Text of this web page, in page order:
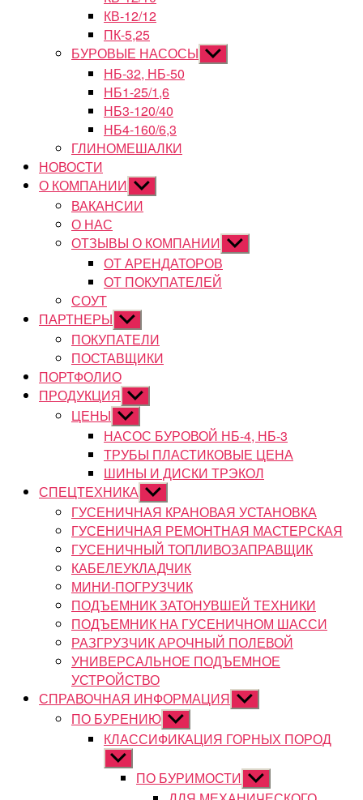
КВ-12/12
ПК-5,25
БУРОВЫЕ НАСОСЫ Показывать
подменю
НБ-32, НБ-50
НБ1-25/1,6
НБ3-120/40
НБ4-160/6,3
ГЛИНОМЕШАЛКИ
НОВОСТИ
О КОМПАНИИ Показывать
подменю
ВАКАНСИИ
О НАС
ОТЗЫВЫ О КОМПАНИИ Показывать
подменю
ОТ АРЕНДАТОРОВ
ОТ ПОКУПАТЕЛЕЙ
СОУТ
ПАРТНЕРЫ Показывать
подменю
ПОКУПАТЕЛИ
ПОСТАВЩИКИ
ПОРТФОЛИО
ПРОДУКЦИЯ Показывать
подменю
ЦЕНЫ Показывать
подменю
НАСОС БУРОВОЙ НБ-4, НБ-3
ТРУБЫ ПЛАСТИКОВЫЕ ЦЕНА
ШИНЫ И ДИСКИ ТРЭКОЛ
СПЕЦТЕХНИКА Показывать
подменю
ГУСЕНИЧНАЯ КРАНОВАЯ УСТАНОВКА
ГУСЕНИЧНАЯ РЕМОНТНАЯ МАСТЕРСКАЯ
ГУСЕНИЧНЫЙ ТОПЛИВОЗАПРАВЩИК
КАБЕЛЕУКЛАДЧИК
МИНИ-ПОГРУЗЧИК
ПОДЪЕМНИК ЗАТОНУВШЕЙ ТЕХНИКИ
ПОДЪЕМНИК НА ГУСЕНИЧНОМ ШАССИ
РАЗГРУЗЧИК АРОЧНЫЙ ПОЛЕВОЙ
УНИВЕРСАЛЬНОЕ ПОДЪЕМНОЕ
УСТРОЙСТВО
СПРАВОЧНАЯ ИНФОРМАЦИЯ Показывать
подменю
ПО БУРЕНИЮ Показывать
подменю
КЛАССИФИКАЦИЯ ГОРНЫХ ПОРОД
Показывать
подменюПО БУРИМОСТИ Показывать
подменю